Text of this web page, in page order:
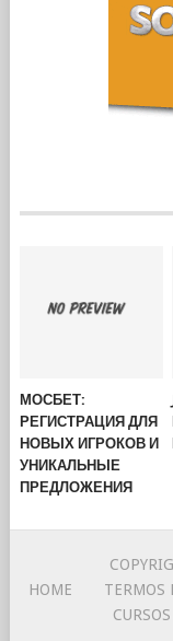
МОСБЕТ:
РЕГИСТРАЦИЯ ДЛЯ
НОВЫХ ИГРОКОВ И
УНИКАЛЬНЫЕ
ПРЕДЛОЖЕНИЯ
HOME
TERMOS
CURSOS